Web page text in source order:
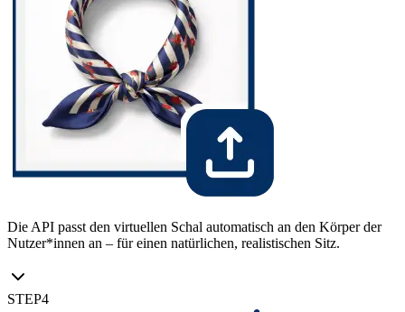
Die API passt den virtuellen Schal automatisch an den Körper der
Nutzer*innen an – für einen natürlichen, realistischen Sitz.
STEP4